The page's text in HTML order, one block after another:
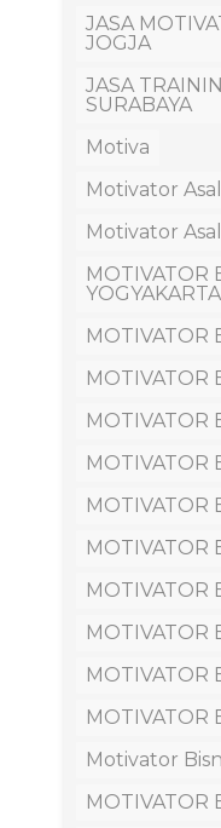
JASA
JOGJA
JASA
SURABAYA
Motiva
Motivator
Motivator
MOTIVATOR
YOGYAKARTA
MOTIVATOR
MOTIVATOR
MOTIVATOR
MOTIVATOR
MOTIVATOR
MOTIVATOR
MOTIVATOR
MOTIVATOR
MOTIVATOR
MOTIVATOR
Motivator
MOTIVATOR